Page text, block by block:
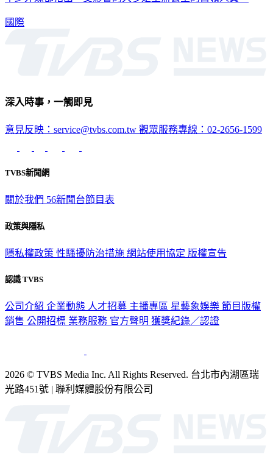
國際
深入時事，一觸即見
意見反映：service@tvbs.com.tw 觀眾服務專線：02-2656-1599
TVBS新聞網
關於我們 56新聞台節目表
政策與隱私
隱私權政策 性騷擾防治措施 網站使用協定 版權宣告
認識 TVBS
公司介紹 企業動態 人才招募 主播專區 星藝象娛樂 節目版權
銷售 公開招標 業務服務 官方聲明 獲獎紀錄／認證
2026 © TVBS Media Inc. All Rights Reserved. 台北市內湖區瑞
光路451號 | 聯利媒體股份有限公司